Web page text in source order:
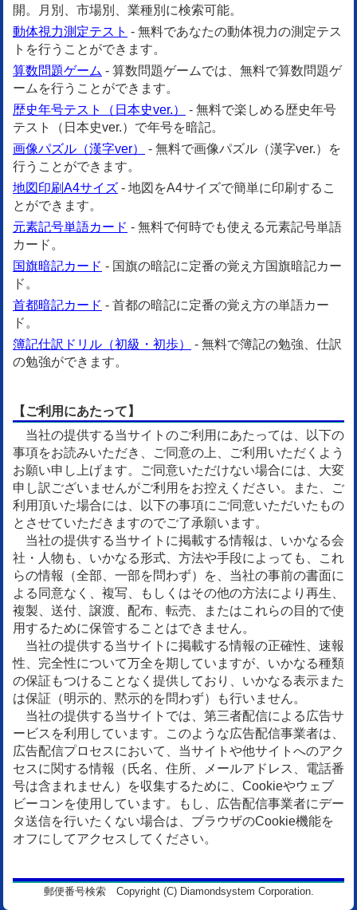
開。月別、市場別、業種別に検索可能。
動体視力測定テスト - 無料であなたの動体視力の測定テス
トを行うことができます。
算数問題ゲーム - 算数問題ゲームでは、無料で算数問題ゲ
ームを行うことができます。
歴史年号テスト（日本史ver.）
- 無料で楽しめる歴史年号
テスト（日本史ver.）で年号を暗記。
画像パズル（漢字ver）
- 無料で画像パズル（漢字ver.）を
行うことができます。
地図印刷A4サイズ - 地図をA4サイズで簡単に印刷するこ
とができます。
元素記号単語カード - 無料で何時でも使える元素記号単語
カード。
国旗暗記カード - 国旗の暗記に定番の覚え方国旗暗記カー
ド。
首都暗記カード - 首都の暗記に定番の覚え方の単語カー
ド。
簿記仕訳ドリル（初級・初歩）
- 無料で簿記の勉強、仕訳
の勉強ができます。
【ご利用にあたって】
当社の提供する当サイトのご利用にあたっては、以下の
事項をお読みいただき、ご同意の上、ご利用いただくよう
お願い申し上げます。ご同意いただけない場合には、大変
申し訳ございませんがご利用をお控えください。また、ご
利用頂いた場合には、以下の事項にご同意いただいたもの
とさせていただきますのでご了承願います。
当社の提供する当サイトに掲載する情報は、いかなる会
社・人物も、いかなる形式、方法や手段によっても、これ
らの情報（全部、一部を問わず）を、当社の事前の書面に
よる同意なく、複写、もしくはその他の方法により再生、
複製、送付、譲渡、配布、転売、またはこれらの目的で使
用するために保管することはできません。
当社の提供する当サイトに掲載する情報の正確性、速報
性、完全性について万全を期していますが、いかなる種類
の保証もつけることなく提供しており、いかなる表示また
は保証（明示的、黙示的を問わず）も行いません。
当社の提供する当サイトでは、第三者配信による広告サ
ービスを利用しています。このような広告配信事業者は、
広告配信プロセスにおいて、当サイトや他サイトへのアク
セスに関する情報（氏名、住所、メールアドレス、電話番
号は含まれません）を収集するために、Cookieやウェブ
ビーコンを使用しています。もし、広告配信事業者にデー
タ送信を行いたくない場合は、ブラウザのCookie機能を
オフにしてアクセスしてください。
郵便番号検索 Copyright (C) Diamondsystem Corporation.